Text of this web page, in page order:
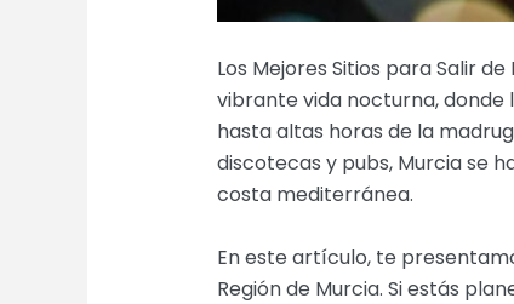
Los Mejores Sitios para Salir
vibrante vida nocturna, donde
hasta altas horas de la
discotecas y pubs, Murcia se
costa mediterránea.
En este artículo, te
Región de Murcia. Si estás